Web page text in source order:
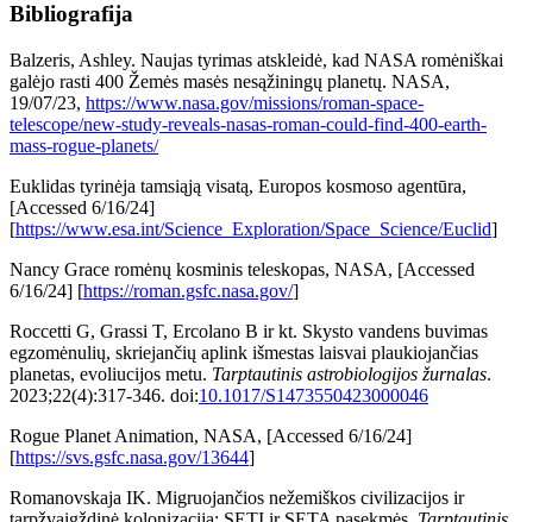
Bibliografija
Balzeris, Ashley. Naujas tyrimas atskleidė, kad NASA romėniškai
galėjo rasti 400 Žemės masės nesąžiningų planetų. NASA,
19/07/23, https://www.nasa.gov/missions/roman-space-
telescope/new-study-reveals-nasas-roman-could-find-400-earth-
mass-rogue-planets/
Euklidas tyrinėja tamsiąją visatą, Europos kosmoso agentūra,
[Accessed 6/16/24]
[https://www.esa.int/Science_Exploration/Space_Science/Euclid]
Nancy Grace romėnų kosminis teleskopas, NASA, [Accessed
6/16/24] [https://roman.gsfc.nasa.gov/]
Roccetti G, Grassi T, Ercolano B ir kt. Skysto vandens buvimas
egzomėnulių, skriejančių aplink išmestas laisvai plaukiojančias
planetas, evoliucijos metu. Tarptautinis astrobiologijos žurnalas.
2023;22(4):317-346. doi:10.1017/S1473550423000046
Rogue Planet Animation, NASA, [Accessed 6/16/24]
[https://svs.gsfc.nasa.gov/13644]
Romanovskaja IK. Migruojančios nežemiškos civilizacijos ir